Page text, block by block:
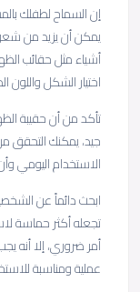
إن السماح لطفلك
يمكن أن يزيد من
أشياء مثل حقائب
اختيار الشكل واللون
تأكد من أن حقيبة
جيد، يمكنك التحقق
الاستخدام اليومي
ابحث دائماً عن
تجعله أكثر حماسة
أمر ضروري، إلا أنه
عملية ومناسبة